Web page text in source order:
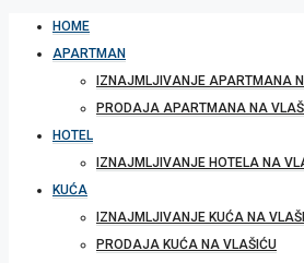
HOME
APARTMAN
IZNAJMLJIVANJE APARTMANA
PRODAJA APARTMANA NA
HOTEL
IZNAJMLJIVANJE HOTELA NA
KUĆA
IZNAJMLJIVANJE KUĆA NA
PRODAJA KUĆA NA VLAŠIĆU